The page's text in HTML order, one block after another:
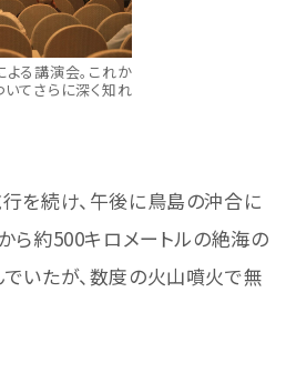
る講演会。これか
てさらに深く知れ
を続け、午後に鳥島の沖合に
ら約500キロメートルの絶海の
いたが、数度の火山噴火で無